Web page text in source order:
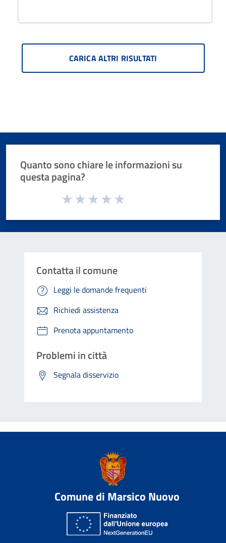
CARICA ALTRI RISULTATI
Quanto sono chiare le informazioni su
questa pagina?
Valuta da 1 a 5 stelle la pagina
Contatta il comune
Leggi le domande frequenti
Richiedi assistenza
Prenota appuntamento
Problemi in città
Segnala disservizio
Comune di Marsico Nuovo